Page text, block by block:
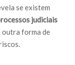
se existem
judiciais
outra forma de